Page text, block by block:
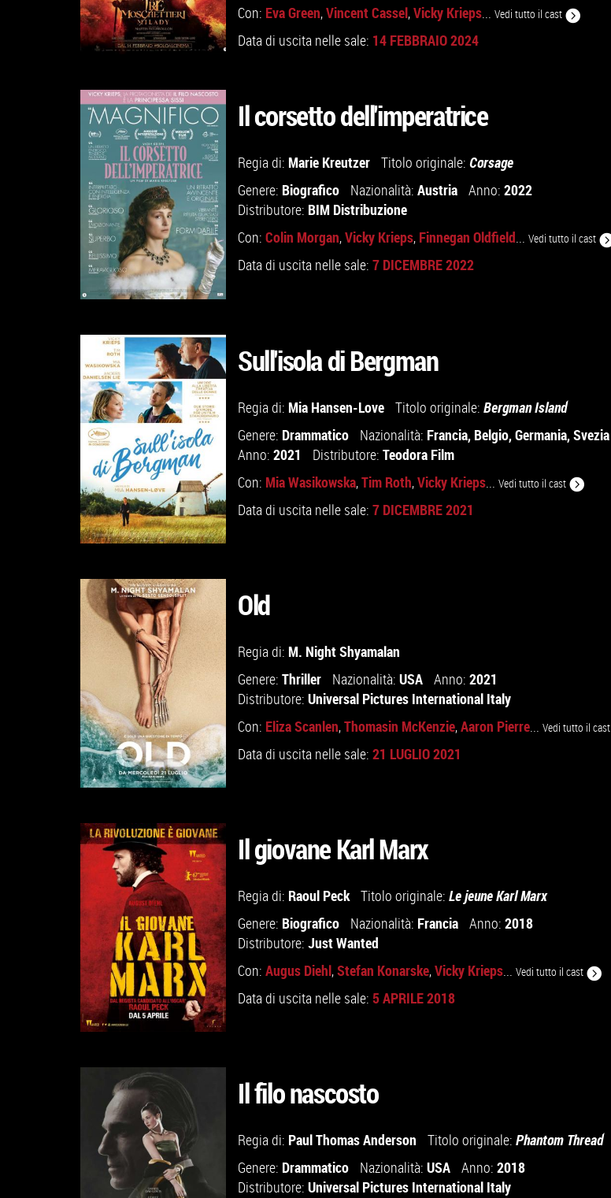
GUARDA IL TRAILER
VAI ALLA SCHEDA
Con: Eva Green,Vincent Cassel,Vicky Krieps... Vedi tutto il cast
Data di uscita nelle sale: 14 FEBBRAIO 2024
GUARDA IL TRAILER
VAI ALLA SCHEDA
Il corsetto dell'imperatrice
Regia di: Marie Kreutzer Titolo originale: Corsage
Genere: Biografico Nazionalità: Austria Anno: 2022
Distributore: BIM Distribuzione
Con: Colin Morgan,Vicky Krieps, Finnegan Oldfield... Vedi tutto il cast
Data di uscita nelle sale: 7 DICEMBRE 2022
GUARDA IL TRAILER
VAI ALLA SCHEDA
Sull'isola di Bergman
Regia di: Mia Hansen-Love Titolo originale: Bergman Island
Genere: Drammatico Nazionalità: Francia, Belgio,Germania,Svezia
Anno: 2021 Distributore: Teodora Film
Con: Mia Wasikowska,Tim Roth,Vicky Krieps... Vedi tutto il cast
Data di uscita nelle sale: 7 DICEMBRE 2021
GUARDA IL TRAILER
VAI ALLA SCHEDA
Old
Regia di: M. Night Shyamalan
Genere: Thriller Nazionalità: USA Anno: 2021
Distributore: Universal Pictures International Italy
Con: Eliza Scanlen,Thomasin McKenzie,Aaron Pierre... Vedi tutto il cast
Data di uscita nelle sale: 21 LUGLIO 2021
GUARDA IL TRAILER
VAI ALLA SCHEDA
Il giovane Karl Marx
Regia di: Raoul Peck Titolo originale: Le jeune Karl Marx
Genere: Biografico Nazionalità: Francia Anno: 2018
Distributore: Just Wanted
Con: Augus Diehl,Stefan Konarske,Vicky Krieps... Vedi tutto il cast
Data di uscita nelle sale: 5 APRILE 2018
Il filo nascosto
Regia di: Paul Thomas Anderson Titolo originale: Phantom Thread
Genere: Drammatico Nazionalità: USA Anno: 2018
Distributore: Universal Pictures International Italy